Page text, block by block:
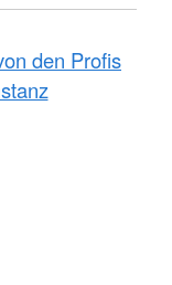
den Profis